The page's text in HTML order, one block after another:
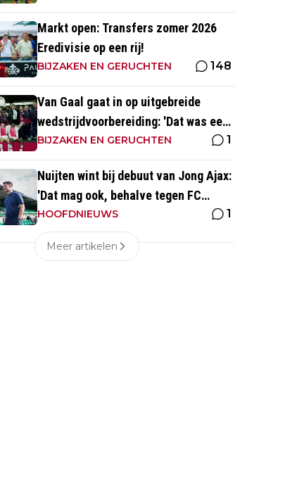
Markt open: Transfers zomer 2026
Eredivisie op een rij!
BIJZAKEN EN GERUCHTEN 148
Van Gaal gaat in op uitgebreide
wedstrijdvoorbereiding: 'Dat was een
aparte discipline, een ritme'
BIJZAKEN EN GERUCHTEN 1
Nuijten wint bij debuut van Jong Ajax:
'Dat mag ook, behalve tegen FC
Dordrecht'
HOOFDNIEUWS 1
Meer artikelen